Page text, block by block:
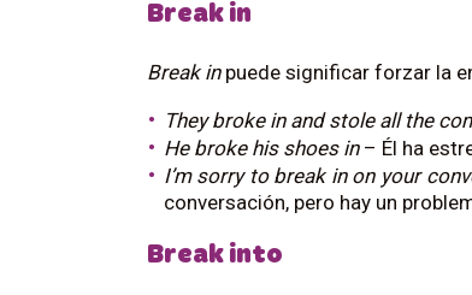
Break in
Break inpuede significar forzar la
They broke in and stole all the
He broke his shoes in– Él ha
I’m sorry to break in on your
conversación, pero hay un
Break into